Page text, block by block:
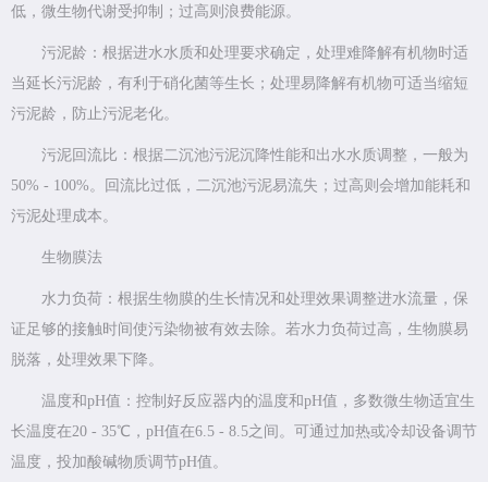
低，微生物代谢受抑制；过高则浪费能源。
污泥龄：根据进水水质和处理要求确定，处理难降解有机物时适
当延长污泥龄，有利于硝化菌等生长；处理易降解有机物可适当缩短
污泥龄，防止污泥老化。
污泥回流比：根据二沉池污泥沉降性能和出水水质调整，一般为
50% - 100%。回流比过低，二沉池污泥易流失；过高则会增加能耗和
污泥处理成本。
生物膜法
水力负荷：根据生物膜的生长情况和处理效果调整进水流量，保
证足够的接触时间使污染物被有效去除。若水力负荷过高，生物膜易
脱落，处理效果下降。
温度和pH值：控制好反应器内的温度和pH值，多数微生物适宜生
长温度在20 - 35℃，pH值在6.5 - 8.5之间。可通过加热或冷却设备调节
温度，投加酸碱物质调节pH值。